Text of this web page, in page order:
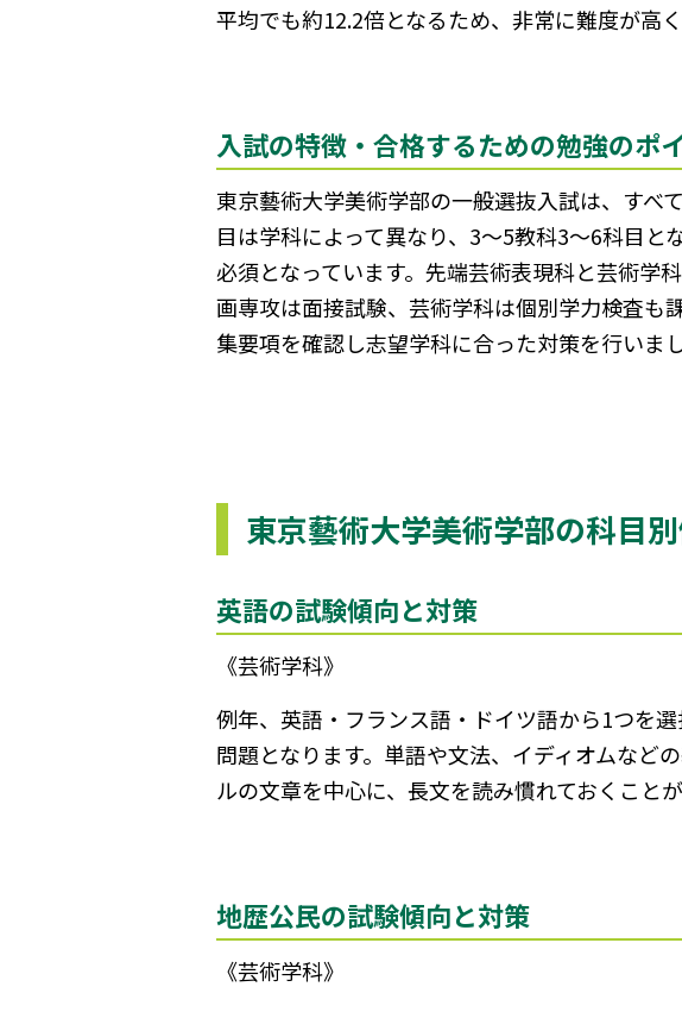
平均でも約12.2倍となるため、非常に難度が高
入試の特徴・合格するための勉強のポ
東京藝術大学美術学部の一般選抜入試は、すべ
目は学科によって異なり、3～5教科3～6科目
必須となっています。先端芸術表現科と芸術学
画専攻は面接試験、芸術学科は個別学力検査も
集要項を確認し志望学科に合った対策を行いまし
東京藝術大学美術学部の科目
英語の試験傾向と対策
《芸術学科》
例年、英語・フランス語・ドイツ語から1つを
問題となります。単語や文法、イディオムなど
ルの文章を中心に、長文を読み慣れておくことが
地歴公民の試験傾向と対策
《芸術学科》